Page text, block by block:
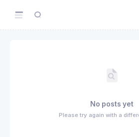
No posts yet
Please try again with a